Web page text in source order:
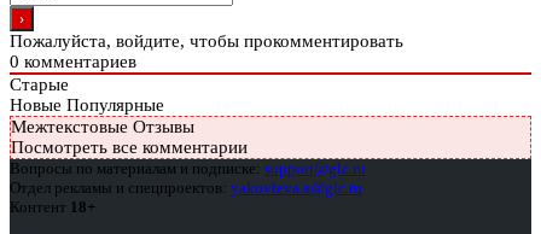
Пожалуйста, войдите, чтобы прокомментировать
0 комментариев
Старые
Новые Популярные
Межтекстовые Отзывы
Посмотреть все комментарии
Вопросы по материалам и подписке: support@glc.ru
Отдел рекламы и спецпроектов: yakovleva.a@glc.ru
Контент 18+